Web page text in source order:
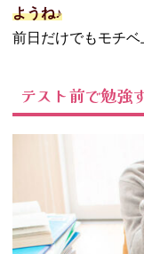
− 友達や恋
人と勉強
− 新しい＆
難易度の高
い問題に手
− 広範囲に
手を広げる
05. テスト前やる
気が出ないとき
ようね♪
前日だけでもモチベ
テスト前で勉強